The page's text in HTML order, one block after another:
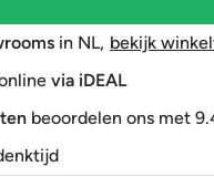
in NL, bekijk
via iDEAL
beoordelen ons met